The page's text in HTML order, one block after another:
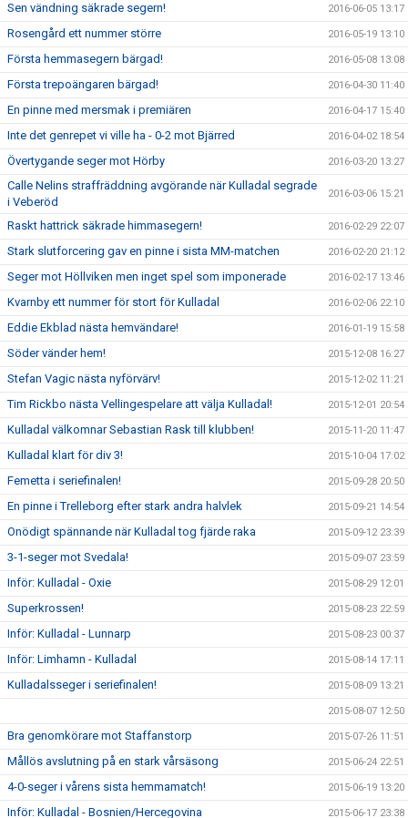
Sen vändning säkrade segern! 2016-06-05 13:17
Rosengård ett nummer större 2016-05-19 13:10
Första hemmasegern bärgad! 2016-05-08 13:08
Första trepoängaren bärgad! 2016-04-30 11:40
En pinne med mersmak i premiären 2016-04-17 15:40
Inte det genrepet vi ville ha - 0-2 mot Bjärred 2016-04-02 18:54
Övertygande seger mot Hörby 2016-03-20 13:27
Calle Nelins straffräddning avgörande när Kulladal segrade
i Veberöd
2016-03-06 15:21
Raskt hattrick säkrade himmasegern! 2016-02-29 22:07
Stark slutforcering gav en pinne i sista MM-matchen 2016-02-20 21:12
Seger mot Höllviken men inget spel som imponerade 2016-02-17 13:46
Kvarnby ett nummer för stort för Kulladal 2016-02-06 22:10
Eddie Ekblad nästa hemvändare! 2016-01-19 15:58
Söder vänder hem! 2015-12-08 16:27
Stefan Vagic nästa nyförvärv! 2015-12-02 11:21
Tim Rickbo nästa Vellingespelare att välja Kulladal! 2015-12-01 20:54
Kulladal välkomnar Sebastian Rask till klubben! 2015-11-20 11:47
Kulladal klart för div 3! 2015-10-04 17:02
Femetta i seriefinalen! 2015-09-28 20:50
En pinne i Trelleborg efter stark andra halvlek 2015-09-21 14:54
Onödigt spännande när Kulladal tog fjärde raka 2015-09-12 23:39
3-1-seger mot Svedala! 2015-09-07 23:59
Inför: Kulladal - Oxie 2015-08-29 12:01
Superkrossen! 2015-08-23 22:59
Inför: Kulladal - Lunnarp 2015-08-23 00:37
Inför: Limhamn - Kulladal 2015-08-14 17:11
Kulladalsseger i seriefinalen! 2015-08-09 13:21
2015-08-07 12:50
Bra genomkörare mot Staffanstorp 2015-07-26 11:51
Mållös avslutning på en stark vårsäsong 2015-06-24 22:51
4-0-seger i vårens sista hemmamatch! 2015-06-19 13:20
Inför: Kulladal - Bosnien/Hercegovina 2015-06-17 23:38